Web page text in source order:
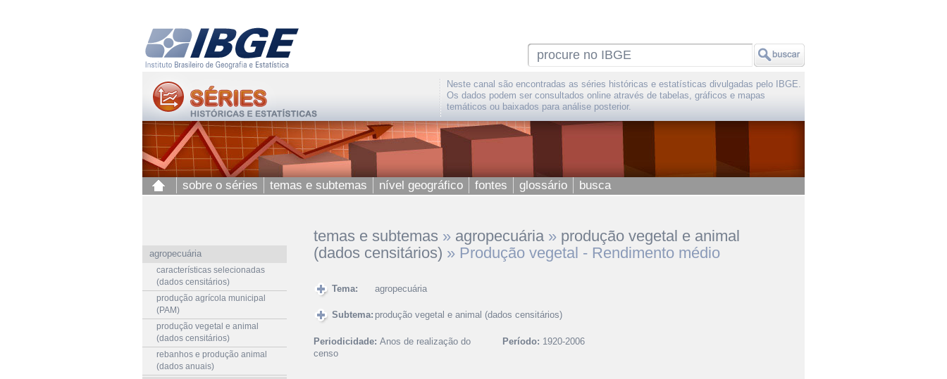
Neste canal são encontradas as séries históricas e estatísticas divulgadas pelo IBGE.
Os dados podem ser consultados online através de tabelas, gráficos e mapas
temáticos ou baixados para análise posterior.
sobre o séries temas e subtemas nível geográfico fontes glossário busca
agropecuária
características selecionadas
(dados censitários)
produção agrícola municipal
(PAM)
produção vegetal e animal
(dados censitários)
rebanhos e produção animal
(dados anuais)
temas e subtemas » agropecuária» produção vegetal e animal
(dados censitários) » Produção vegetal - Rendimento médio
Tema: agropecuária
Subtema: produção vegetal e animal (dados censitários)
Periodicidade: Anos de realização do
censo
Período: 1920-2006